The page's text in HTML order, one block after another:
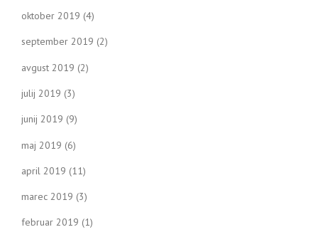
oktober 2019 (4)
september 2019 (2)
avgust 2019 (2)
julij 2019 (3)
junij 2019 (9)
maj 2019 (6)
april 2019 (11)
marec 2019 (3)
februar 2019 (1)